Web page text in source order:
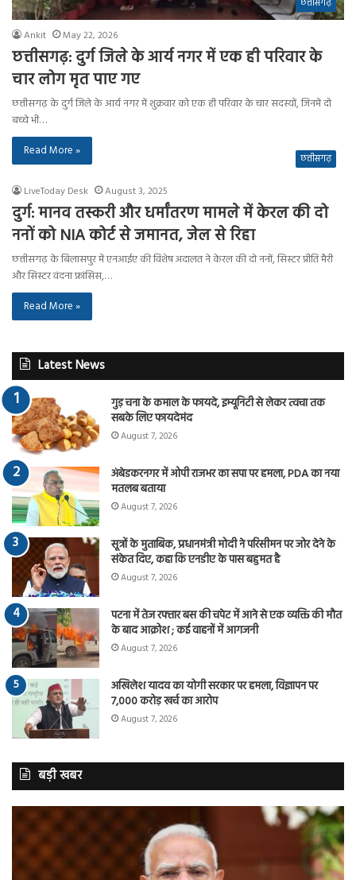
Ankit May 22, 2026
छत्तीसगढ़: दुर्ग जिले के आर्य नगर में एक ही परिवार के
चार लोग मृत पाए गए
छत्तीसगढ़ के दुर्ग जिले के आर्य नगर में शुक्रवार को एक ही परिवार के चार सदस्यों, जिनमें दो
बच्चे भी…
Read More »
छत्तीसगढ़
LiveToday Desk August 3, 2025
दुर्ग: मानव तस्करी और धर्मांतरण मामले में केरल की दो
ननों को NIA कोर्ट से जमानत, जेल से रिहा
छत्तीसगढ़ के बिलासपुर में एनआईए की विशेष अदालत ने केरल की दो ननों, सिस्टर प्रीति मैरी
और सिस्टर वंदना फ्रांसिस,…
Read More »
Latest News
गुड़ चना के कमाल के फायदे, इम्यूनिटी से लेकर त्वचा तक
सबके लिए फायदेमंद
August 7, 2026
अंबेडकरनगर में ओपी राजभर का सपा पर हमला, PDA का नया
मतलब बताया
August 7, 2026
सूत्रों के मुताबिक, प्रधानमंत्री मोदी ने परिसीमन पर जोर देने के
संकेत दिए, कहा कि एनडीए के पास बहुमत है
August 7, 2026
पटना में तेज रफ्तार बस की चपेट में आने से एक व्यक्ति की मौत
के बाद आक्रोश ; कई वाहनों में आगजनी
August 7, 2026
अखिलेश यादव का योगी सरकार पर हमला, विज्ञापन पर
7,000 करोड़ खर्च का आरोप
August 7, 2026
बड़ी खबर